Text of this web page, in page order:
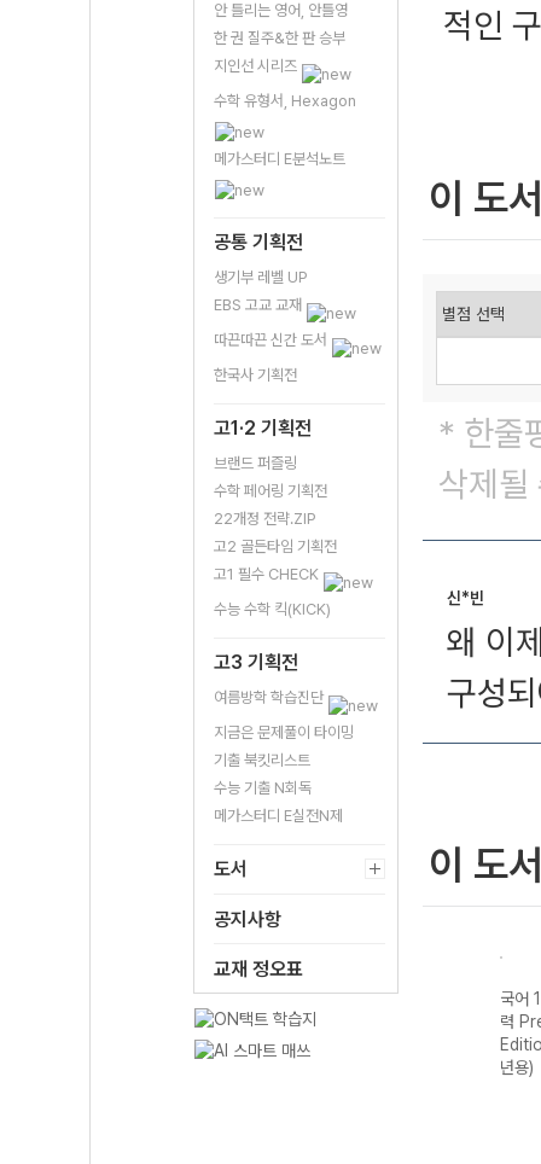
안 틀리는 영어, 안틀영
한 권 질주&한 판 승부
지인선 시리즈
수학 유형서, Hexagon
메가스터디 E분석노트
공통 기획전
생기부 레벨 UP
EBS 고교 교재
따끈따끈 신간 도서
한국사 기획전
고1·2 기획전
브랜드 퍼즐링
수학 페어링 기획전
22개정 전략.ZIP
고2 골든타임 기획전
고1 필수 CHECK
수능 수학 킥(KICK)
고3 기획전
여름방학 학습진단
지금은 문제풀이 타이밍
기출 북킷리스트
수능 기출 N회독
메가스터디 E실전N제
도서
공지사항
교재 정오표
적인
이 도
* 한줄
삭제될
신*빈
왜 이
구성
이 도
국어
력
년용)